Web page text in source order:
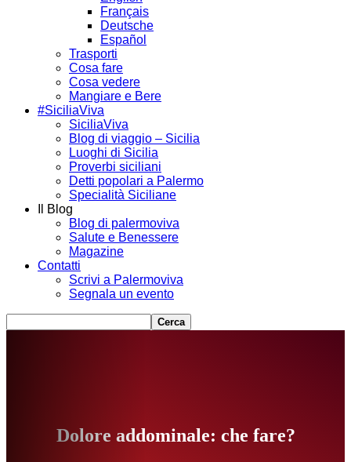
Français
Deutsche
Español
Trasporti
Cosa fare
Cosa vedere
Mangiare e Bere
#SiciliaViva
SiciliaViva
Blog di viaggio – Sicilia
Luoghi di Sicilia
Proverbi siciliani
Detti popolari a Palermo
Specialità Siciliane
Il Blog
Blog di palermoviva
Salute e Benessere
Magazine
Contatti
Scrivi a Palermoviva
Segnala un evento
Dolore addominale: che fare?